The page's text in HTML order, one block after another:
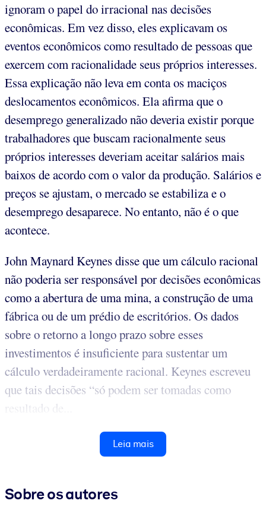
ignoram o papel do irracional nas decisões
econômicas. Em vez disso, eles explicavam os
eventos econômicos como resultado de pessoas que
exercem com racionalidade seus próprios interesses.
Essa explicação não leva em conta os maciços
deslocamentos econômicos. Ela afirma que o
desemprego generalizado não deveria existir porque
trabalhadores que buscam racionalmente seus
próprios interesses deveriam aceitar salários mais
baixos de acordo com o valor da produção. Salários e
preços se ajustam, o mercado se estabiliza e o
desemprego desaparece. No entanto, não é o que
acontece.
John Maynard Keynes disse que um cálculo racional
não poderia ser responsável por decisões econômicas
como a abertura de uma mina, a construção de uma
fábrica ou de um prédio de escritórios. Os dados
sobre o retorno a longo prazo sobre esses
investimentos é insuficiente para sustentar um
cálculo verdadeiramente racional. Keynes escreveu
que tais decisões “só podem ser tomadas como
resultado de...
Leia mais
Sobre os autores